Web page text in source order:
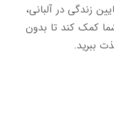
زندگی در آلبانی،
کمک کند تا بدون
ببرید.